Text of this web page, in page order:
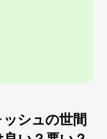
シュの世間